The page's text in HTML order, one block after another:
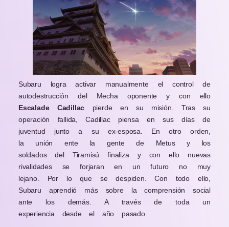
Subaru logra activar manualmente el control de
autodestrucción del Mecha oponente y con ello
Escalade Cadillac pierde en su misión. Tras su
operación fallida, Cadillac piensa en sus días de
juventud junto a su ex-esposa. En otro orden,
la unión ente la gente de Metus y los
soldados del Tiramisú finaliza y con ello nuevas
rivalidades se forjaran en un futuro no muy
lejano. Por lo que se despiden. Con todo ello,
Subaru aprendió más sobre la comprensión social
ante los demás. A través de toda un
experiencia desde el año pasado.